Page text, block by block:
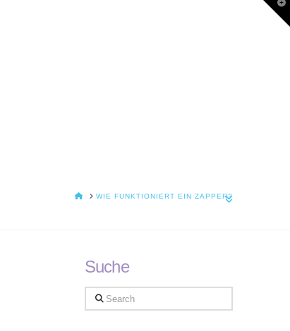
HOMEWIE FUNKTIONIERT EIN ZAPPER?
Suche
Search